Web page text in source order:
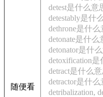
随便看
detest是什么意
detestably是什
dethrone是什么
detonate是什么
detonator是什
detoxification是
detract是什么意
detractor是什么
detribalization,